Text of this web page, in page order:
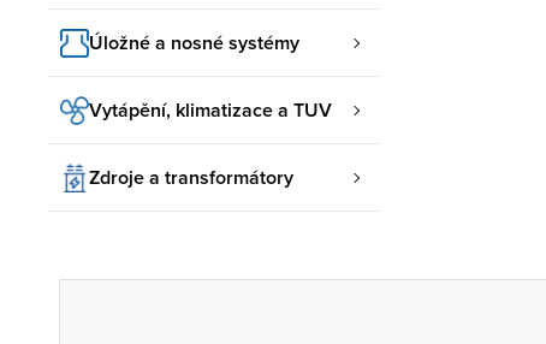
Úložné a nosné systémy
Vytápění, klimatizace a TUV
Zdroje a transformátory